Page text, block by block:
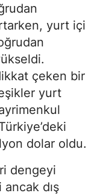
yurt içi
çeken bir
yurt
dolar oldu.
dengeyi
dış